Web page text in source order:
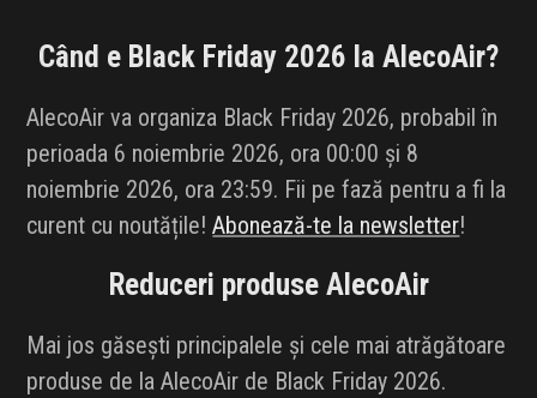
IDEI DE CADOURI
ȘTIRI
FAVORITE
Când e Black Friday 2026 la AlecoAir?
AlecoAir va organiza Black Friday 2026, probabil în
perioada 6 noiembrie 2026, ora 00:00 și 8
noiembrie 2026, ora 23:59. Fii pe fază pentru a fi la
curent cu noutățile!Abonează-te la newsletter!
Reduceri produse AlecoAir
Mai jos găsești principalele și cele mai atrăgătoare
produse de la AlecoAir de Black Friday 2026.